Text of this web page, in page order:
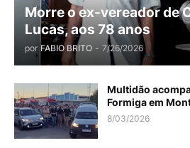
Morre o ex-vereador de
Lucas, aos 78 anos
por FABIO BRITO - 7/26/2026
Multidão
Formiga em
8/03/2026